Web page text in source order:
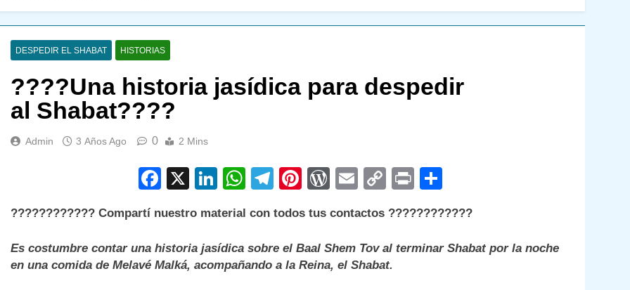
DESPEDIR EL SHABAT HISTORIAS
????Una historia jasídica para despedir
al Shabat????
Admin 3 Años Ago 0 2 Mins
Facebook
X LinkedIn
WhatsApp
Telegram
Pinterest
WordPress
EmailCopyPrint
????????????Compartí nuestro material con todos tus contactos ????????????
Es costumbre contar una historia jasídica sobre el Baal Shem Tov al terminar Shabat por la noche
en una comida de Melavé Malká, acompañando a la Reina, el Shabat.